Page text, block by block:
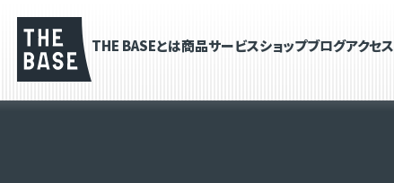
THE BASEとは商品サービスショップブログアクセス